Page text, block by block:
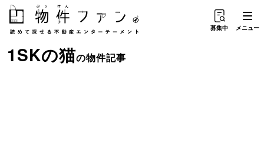
募集中 メニュー
1SKの猫の物件記事